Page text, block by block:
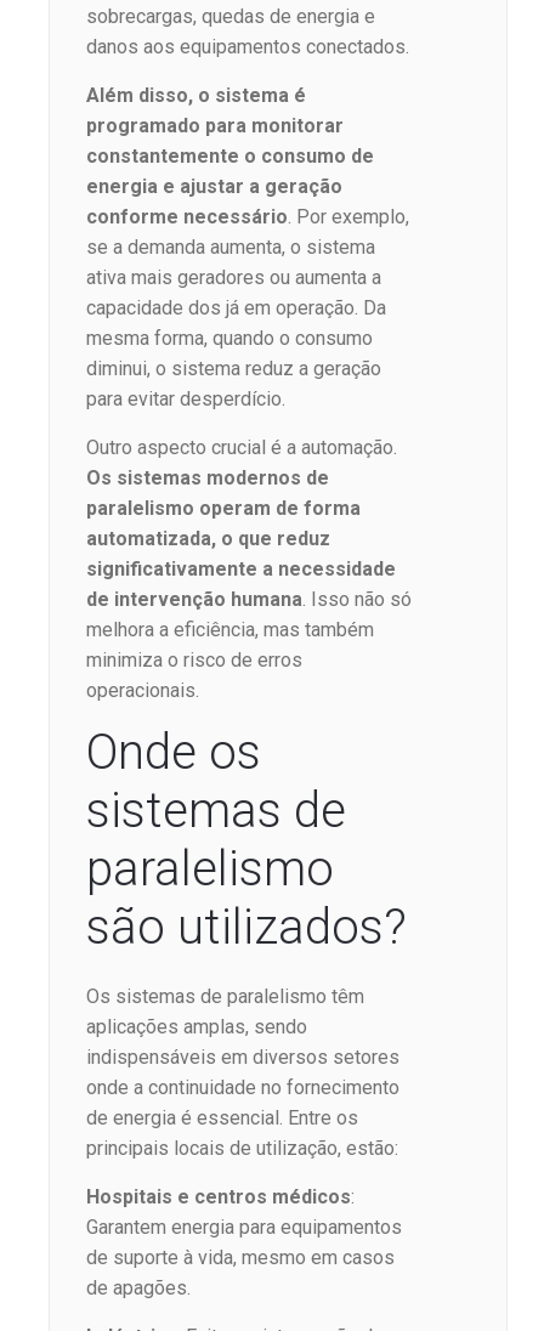
sobrecargas, quedas de energia e
danos aos equipamentos conectados.
Além disso, o sistema é
programado para monitorar
constantemente o consumo de
energia e ajustar a geração
conforme necessário. Por exemplo,
se a demanda aumenta, o sistema
ativa mais geradores ou aumenta a
capacidade dos já em operação. Da
mesma forma, quando o consumo
diminui, o sistema reduz a geração
para evitar desperdício.
Outro aspecto crucial é a automação.
Os sistemas modernos de
paralelismo operam de forma
automatizada, o que reduz
significativamente a necessidade
de intervenção humana. Isso não só
melhora a eficiência, mas também
minimiza o risco de erros
operacionais.
Onde os
sistemas de
paralelismo
são utilizados?
Os sistemas de paralelismo têm
aplicações amplas, sendo
indispensáveis em diversos setores
onde a continuidade no fornecimento
de energia é essencial. Entre os
principais locais de utilização, estão:
Hospitais e centros médicos:
Garantem energia para equipamentos
de suporte à vida, mesmo em casos
de apagões.